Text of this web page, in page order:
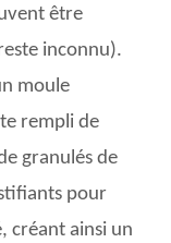
être
inconnu).
moule
rempli de
granulés de
pour
créant ainsi un